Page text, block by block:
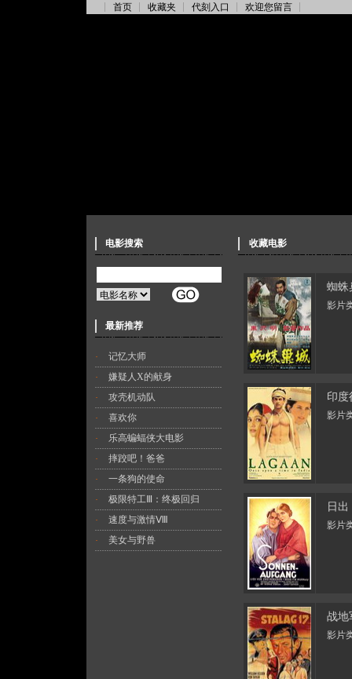
首页 收藏夹 代刻入口 欢迎您留言
电影搜索
最新推荐
·
记忆大师
·
嫌疑人X的献身
·
攻壳机动队
·
喜欢你
·
乐高蝙蝠侠大电影
·
摔跤吧！爸爸
·
一条狗的使命
·
极限特工Ⅲ：终极回归
·
速度与激情Ⅷ
·
美女与野兽
收藏电影
蜘蛛
影片
印度
影片
日出
影片
战地
影片